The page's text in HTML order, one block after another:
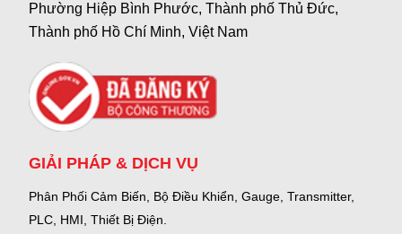
Phường Hiệp Bình Phước, Thành phố Thủ Đức,
Thành phố Hồ Chí Minh, Việt Nam
GIẢI PHÁP & DỊCH VỤ
Phân Phối Cảm Biến, Bộ Điều Khiển, Gauge, Transmitter,
PLC, HMI, Thiết Bị Điện.